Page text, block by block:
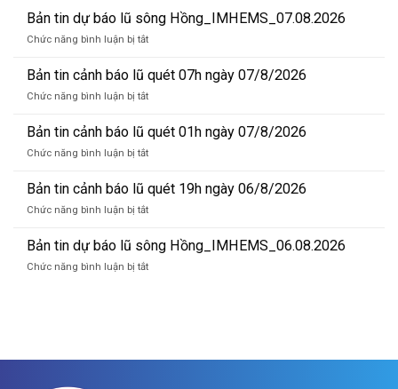
Bản tin dự báo lũ sông Hồng_IMHEMS_07.08.2026
Chức năng bình luận bị tắtở
tin
báo
sông
Hồng_IMHEMS_07.08.2026
Bản tin cảnh báo lũ quét 07h ngày 07/8/2026
Chức năng bình luận bị tắtở
tin
báo
quét
07h
07/8/2026
Bản tin cảnh báo lũ quét 01h ngày 07/8/2026
Chức năng bình luận bị tắtở
tin
báo
quét
01h
Bản tin cảnh báo lũ quét 19h ngày 06/8/2026
Chức năng bình luận bị tắtở
tin
báo
Bản tin dự báo lũ sông Hồng_IMHEMS_06.08.2026
Chức năng bình luận bị tắtở
sông